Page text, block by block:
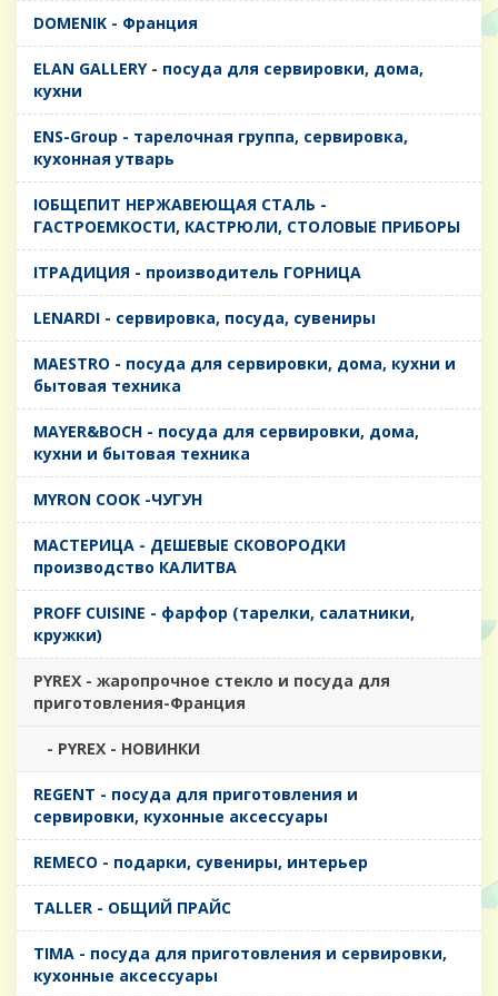
DOMENIK - Франция
ELAN GALLERY - посуда для сервировки, дома,
кухни
ENS-Group - тарелочная группа, сервировка,
кухонная утварь
IОБЩЕПИТ НЕРЖАВЕЮЩАЯ СТАЛЬ -
ГАСТРОЕМКОСТИ, КАСТРЮЛИ, СТОЛОВЫЕ ПРИБОРЫ
IТРАДИЦИЯ - производитель ГОРНИЦА
LENARDI - сервировка, посуда, сувениры
MAESTRO - посуда для сервировки, дома, кухни и
бытовая техника
MAYER&BOCH - посуда для сервировки, дома,
кухни и бытовая техника
MYRON COOK -ЧУГУН
MАСТЕРИЦА - ДЕШЕВЫЕ СКОВОРОДКИ
производство КАЛИТВА
PROFF CUISINE - фарфор (тарелки, салатники,
кружки)
PYREX - жаропрочное стекло и посуда для
приготовления-Франция
- PYREX - НОВИНКИ
REGENT - посуда для приготовления и
сервировки, кухонные аксессуары
REMECO - подарки, сувениры, интерьер
TALLER - ОБЩИЙ ПРАЙС
TIMA - посуда для приготовления и сервировки,
кухонные аксессуары